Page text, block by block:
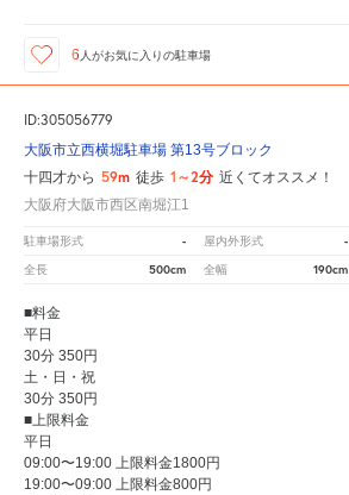
6 人がお気に入りの駐車場
ID:305056779
大阪市立西横堀駐車場 第13号ブロック
十四才から 59m 徒歩 1～2分 近くてオススメ！
大阪府大阪市西区南堀江1
駐車場形式 - 屋内外形式 -
全長 500cm 全幅 190cm
■料金
平日
30分 350円
土・日・祝
30分 350円
■上限料金
平日
09:00〜19:00 上限料金1800円
19:00〜09:00 上限料金800円